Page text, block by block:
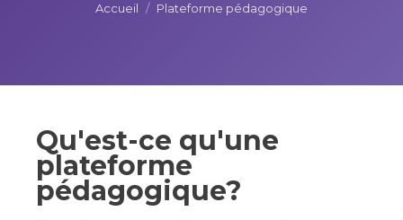
Accueil / Plateforme pédagogique
Qu'est-ce qu'une
plateforme
pédagogique?